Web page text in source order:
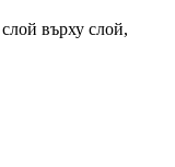
върху слой,